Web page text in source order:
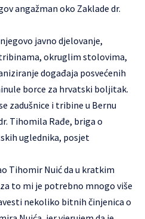
angažman oko Zaklade dr.
javno djelovanje,
okruglim stolovima,
događaja posvećenih
borce za hrvatski boljitak.
zadušnice i tribine u Bernu
Tihomila Rađe, briga o
uglednika, posjet
Tihomir Nuić da u kratkim
to mi je potrebno mnogo više
nekoliko bitnih činjenica o